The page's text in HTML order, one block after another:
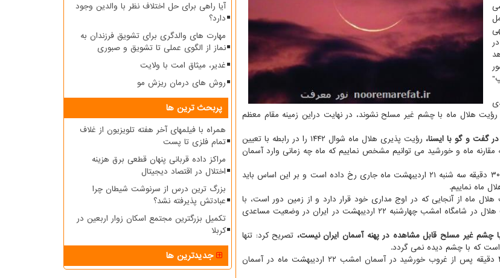
هلال ماه با چشم غیر مسلح نشوند، در نهایت دراین زمینه مقام معظم
گفت و گو با ایسنا،
رؤیت پذیری هلال ماه شوال ۱۴۴۲ را در رابطه با تعیین
ماه و خورشید می توانیم مشخص نماییم که ماه چه زمانی وارد آسمان
وی افزود: لحظه مقارنه برای رؤیت هلال ماه شوال ۱۴۴۲ در ساعت ۲۳ و ۳۰ دقیقه سه شنبه ۲۱ اردیبهشت ماه جاری رخ داده است و بر این اساس باید
ماه نماییم.
بر این اساس شامگاه امشب چهارشنبه ۲۲ اردیبهشت هلال ماه از آنجایی که در اوج مداری خود قرار دارد و از زمین دور است، با
سرعت کندی از خورشید فاصله گرفته است و این امر سبب شده که رؤیت هلال در شامگاه امشب چهارشنبه ۲۲ اردیبهشت در ایران در وضعیت مساعدی
تصریح کرد: تنها
به گفته این رصدگر ماه، این هلال ۶.۵ درجه از افق ارتفاع دارد و تنها ۴۰ دقیقه پس از غروب خورشید در آسمان امشب ۲۲ اردیبهشت ماه در آسمان
آیا راهی برای حل اختلاف نظر با والدین وجود
دارد؟
مهارت های والدگری برای تشویق فرزندان به
نماز از الگوی عملی تا تشویق و صبوری
غدیر، میثاق امت با ولایت
روش های درمان ریزش مو
پربحث ترین ها
همراه با فیلمهای آخر هفته تلویزیون از غلاف
تمام فلزی تا پست
مراکز داده قربانی پنهان قطعی برق هزینه
اختلال در اقتصاد دیجیتال
بزرگ ترین درس از سرنوشت شیطان چرا
عبادتش پذیرفته نشد؟
تکمیل بزرگترین مجتمع اسکان زوار اربعین در
کربلا
جدیدترین ها